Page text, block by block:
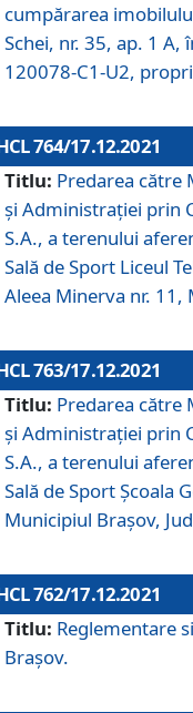
cumpărarea
Schei, nr. 35, ap. 1 A,
120078-C1-U2,
764/17.12.2021
Titlu: Predarea către
și Administrației prin
S.A., a terenului
Sală de Sport Liceul
Aleea Minerva nr. 11,
763/17.12.2021
Titlu: Predarea către
și Administrației prin
S.A., a terenului
Sală de Sport Școala
Municipiul Brașov,
762/17.12.2021
Titlu: Reglementare
Brașov.